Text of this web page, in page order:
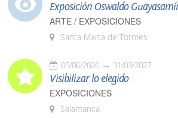
Exposición Oswaldo
ARTE / EXPOSICIONES
Santa Marta de Tormes
05/06/2026 31/03/2027
Visibilizar lo elegido
EXPOSICIONES
Salamanca